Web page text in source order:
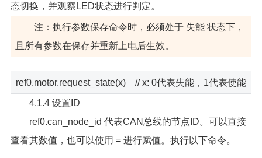
态切换，并观察LED状态进行判定。
注：执行参数保存命令时，必须处于 失能 状态下，
且所有参数在保存并重新上电后生效。
ref0.motor.request_state(x) // x: 0代表失能，1代表使能
4.1.4 设置ID
ref0.can_node_id 代表CAN总线的节点ID。可以直接
查看其数值，也可以使用 = 进行赋值。执行以下命令。